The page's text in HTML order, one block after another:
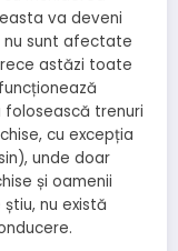
va deveni
nu sunt afectate
astăzi toate
folosească trenuri
cu excepția
unde doar
și oamenii
nu există